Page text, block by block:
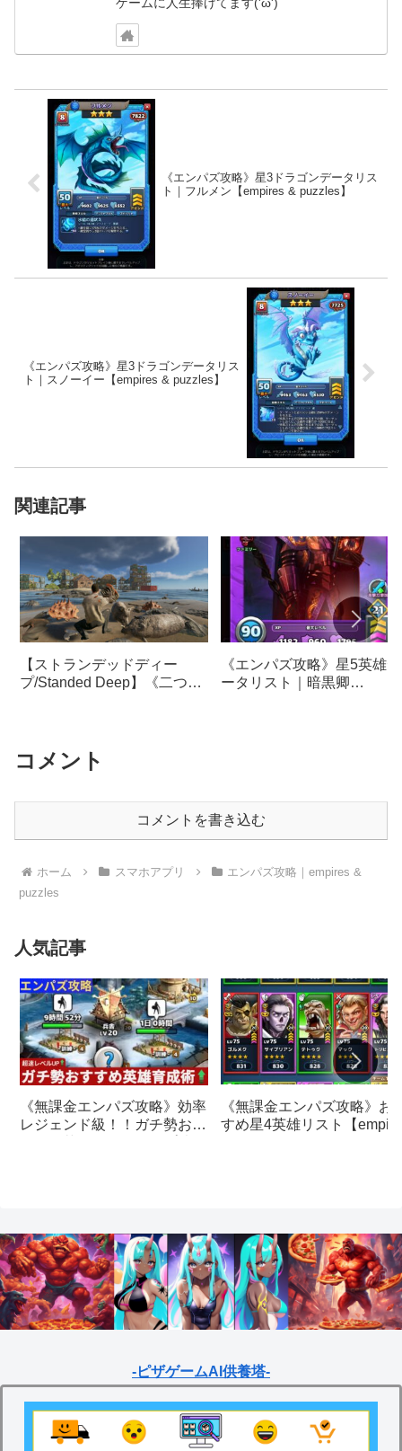
《エンパズ攻略》星3ドラゴンデータリス
ト｜フルメン【empires & puzzles】
《エンパズ攻略》星3ドラゴンデータリス
ト｜スノーイー【empires & puzzles】
関連記事
【ストランデッドディー
プ/Standed Deep】《二つず
《エンパズ攻略》星5英雄デ
ータリスト｜暗黒卿
コメント
コメントを書き込む
ホーム スマホアプリ
エンパズ攻略｜empires &
puzzles
人気記事
《無課金エンパズ攻略》効率
レジェンド級！！ガチ勢おす
《無課金エンパズ攻略》お
すめ星4英雄リスト【
-ピザゲームAI供養塔-